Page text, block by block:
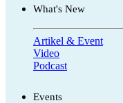
What's New
Artikel & Event
Video
Podcast
Events